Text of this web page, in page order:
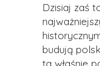
Dzisiaj zaś
budują
ta właśnie